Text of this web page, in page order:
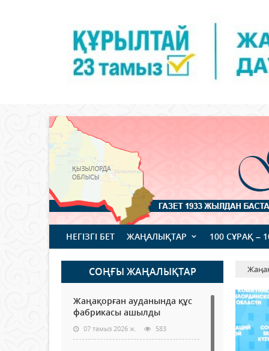
НЕГІЗГІ БЕТ ЖАҢАЛЫҚТАР 100 СҰРАҚ –
СОҢҒЫ ЖАҢАЛЫҚТАР
Жаңақорған ауданында құс
фабрикасы ашылды
07 тамыз 2026 ж. 583